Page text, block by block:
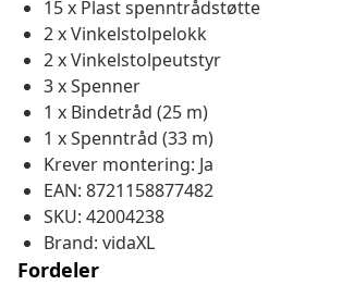
15 x Plast spenntrådstøtte
2 x Vinkelstolpelokk
2 x Vinkelstolpeutstyr
3 x Spenner
1 x Bindetråd (25 m)
1 x Spenntråd (33 m)
Krever montering: Ja
EAN: 8721158877482
SKU: 42004238
Brand: vidaXL
Fordeler